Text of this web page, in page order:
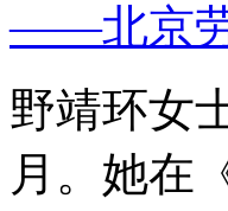
——北京劳
野靖环女
月。她在